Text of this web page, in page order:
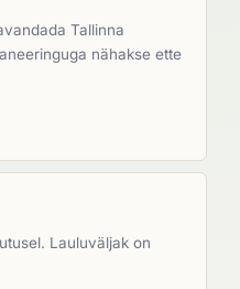
Tallinna
nähakse ette
Lauluväljak on